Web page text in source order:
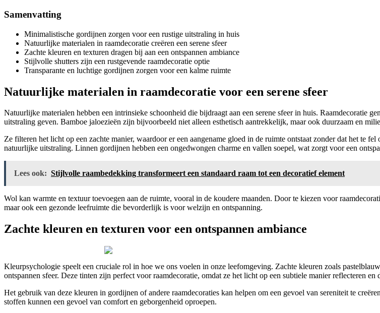
Samenvatting
Minimalistische gordijnen zorgen voor een rustige uitstraling in huis
Natuurlijke materialen in raamdecoratie creëren een serene sfeer
Zachte kleuren en texturen dragen bij aan een ontspannen ambiance
Stijlvolle shutters zijn een rustgevende raamdecoratie optie
Transparante en luchtige gordijnen zorgen voor een kalme ruimte
Natuurlijke materialen in raamdecoratie voor een serene sfeer
Natuurlijke materialen hebben een intrinsieke schoonheid die bijdraagt aan een serene sfeer in huis. Raamdecoratie
uitstraling geven. Bamboe jaloezieën zijn bijvoorbeeld niet alleen esthetisch aantrekkelijk, maar ook duurzaam en
Ze filteren het licht op een zachte manier, waardoor er een aangename gloed in de ruimte ontstaat zonder dat het te
natuurlijke uitstraling. Linnen gordijnen hebben een ongedwongen charme en vallen soepel, wat zorgt voor een
Lees ook: Stijlvolle raambedekking transformeert een standaard raam tot een decoratief element
Wol kan warmte en textuur toevoegen aan de ruimte, vooral in de koudere maanden. Door te kiezen voor
maar ook een gezonde leefruimte die bevorderlijk is voor welzijn en ontspanning.
Zachte kleuren en texturen voor een ontspannen ambiance
Kleurpsychologie speelt een cruciale rol in hoe we ons voelen in onze leefomgeving. Zachte kleuren zoals
ontspannen sfeer. Deze tinten zijn perfect voor raamdecoratie, omdat ze het licht op een subtiele manier reflecteren
Het gebruik van deze kleuren in gordijnen of andere raamdecoraties kan helpen om een gevoel van sereniteit te
stoffen kunnen een gevoel van comfort en geborgenheid oproepen.